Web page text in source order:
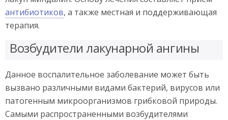
антибиотиков, а также местная и поддерживающая
терапия.
Возбудители лакунарной ангины
Данное воспалительное заболевание может быть
вызвано различными видами бактерий, вирусов или
патогенным микроорганизмов грибковой природы.
Самыми распространенными возбудителями